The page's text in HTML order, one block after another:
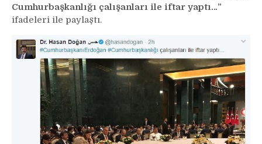
Cumhurbaşkanlığı çalışanları ile iftar yaptı…”
ifadeleri ile paylaştı.